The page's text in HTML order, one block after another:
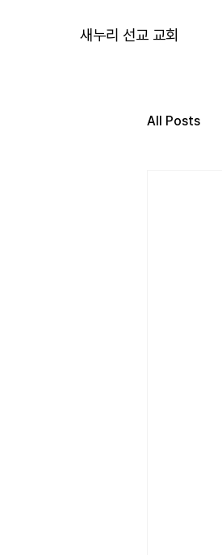
새누리 선교 교회
All Posts